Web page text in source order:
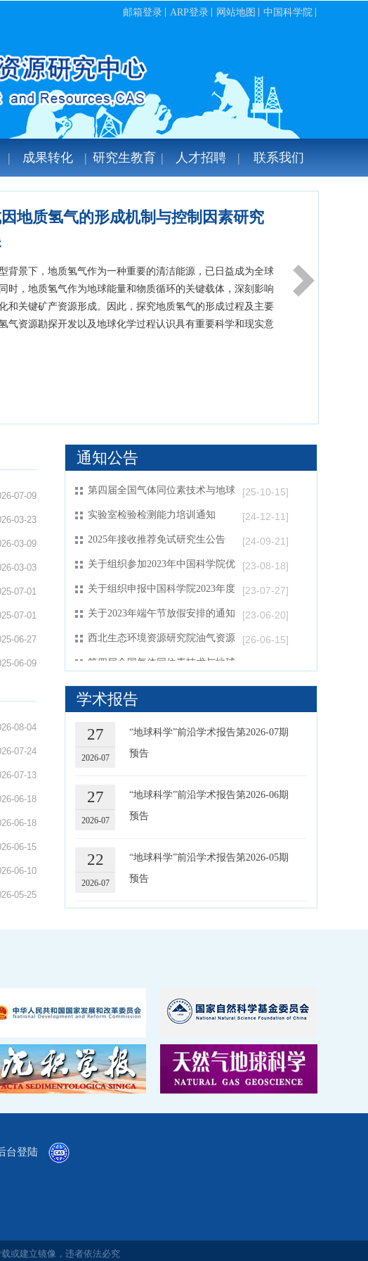
邮箱登录 ARP登录 网站地图 中国科学院
成果转化 研究生教育 人才招聘 联系我们
安全 共谋创新发展”中国科学院西北生
研究院油气资源研究中心...
日，中国科学院西北生态环境资源研究院油气资源研究中心暨
勘探与评价重点实验室2025年度学术年会在兰州隆重召开。本
基础研究、服务国家需求、推动协同创新”为主题，汇聚来自中
研究院、北京大学、中国石油大学（华东）、天津大学、成都
大学等高校，以及中国科学院地质与地球物理研究所、中国科
07-09
03-23
03-09
03-03
07-01
07-01
06-27
06-09
通知公告
第四届全国气体同位素技术与地球
[25-10-15]
实验室检验检测能力培训通知 [24-12-11]
2025年接收推荐免试研究生公告 [24-09-21]
关于组织参加2023年中国科学院优
[23-08-18]
关于组织申报中国科学院2023年度
[23-07-27]
关于2023年端午节放假安排的通知 [23-06-20]
西北生态环境资源研究院油气资源
[26-06-15]
第四届全国气体同位素技术与地球
集通知
第四届全国气体同位素技术与地球
科学应用学术大会-专题征集通知
[25-10-15]
实验室检验检测能力培训通知 [24-12-11]
2025年接收推荐免试研究生公告 [24-09-21]
关于组织参加2023年中国科学院优
青年交叉团队的通知
关于2023年端午节放假安排的通知
价重点实验室2026年开放基金申请
指南
第四届全国气体同位素技术与地球
科学应用学术会议——专题建议征
集通知
[25-11-29]
08-04
07-24
07-13
06-18
06-18
06-15
06-10
05-25
学术报告
27
2026-07
“地球科学”前沿学术报告第2026-07期
预告
27
2026-07
“地球科学”前沿学术报告第2026-06期
预告
22
2026-07
“地球科学”前沿学术报告第2026-05期
预告
2026-06
30
2026-03
“地球科学”前沿学术报告第2026-02期
预告
23
2025-12
台登陆
或建立镜像，违者依法必究